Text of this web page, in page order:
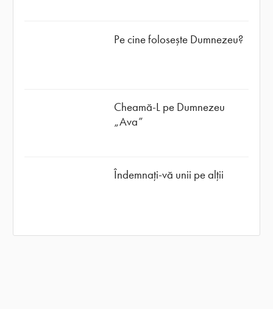
Pe cine folosește Dumnezeu?
Cheamă-L pe Dumnezeu
„Ava”
Îndemnați-vă unii pe alții